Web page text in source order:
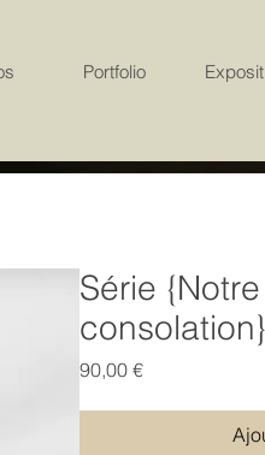
Portfolio
Série
consolation}
90,00 €Prix